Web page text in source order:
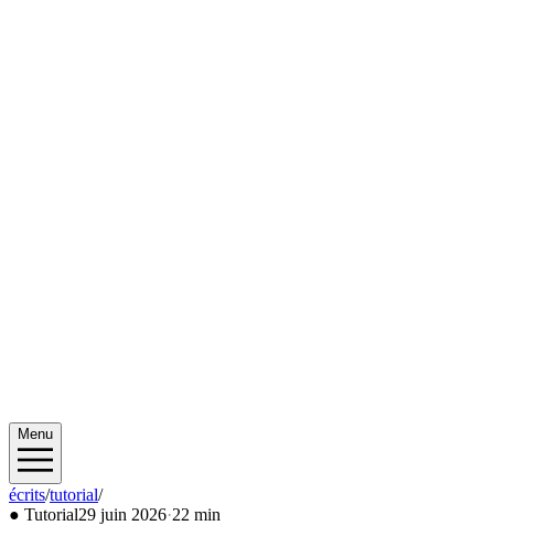
Menu
écrits/tutorial/2026/06
● Tutorial29 juin 2026·22 min